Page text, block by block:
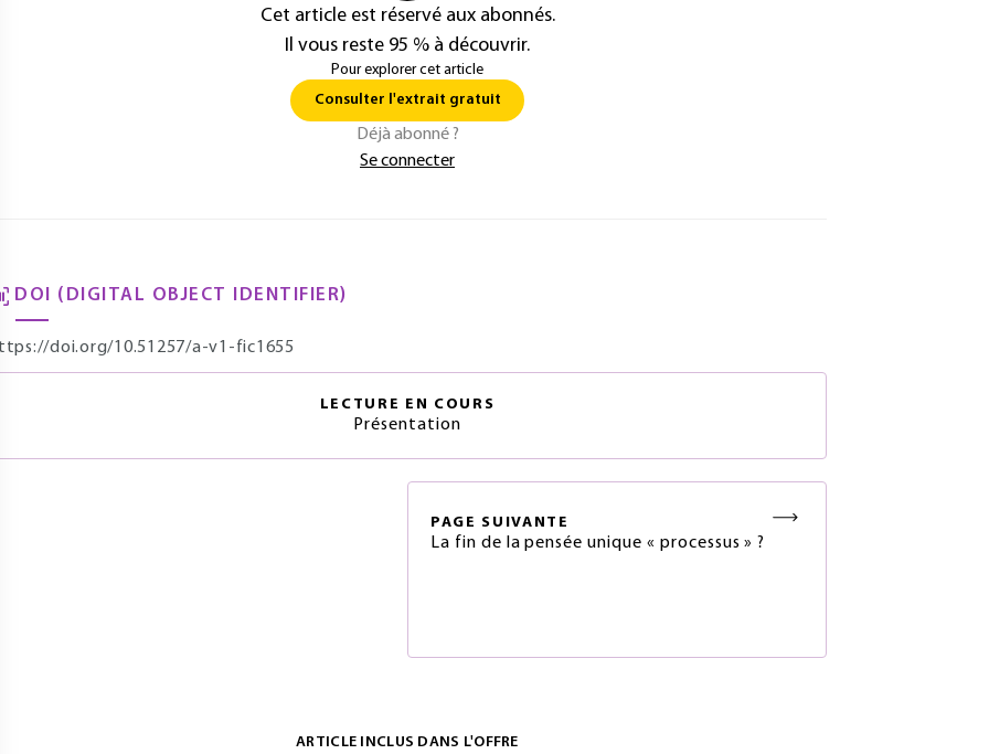
Cet article est réservé aux abonnés.
Il vous reste 95 % à découvrir.
Pour explorer cet article
Consulter l'extrait gratuit
Déjà abonné ?
Se connecter
DOI (DIGITAL OBJECT IDENTIFIER)
doi.org/10.51257/a-v1-fic1655
LECTURE EN COURS
Présentation
PAGE SUIVANTE
La fin de la pensée unique « processus » ?
ARTICLE INCLUS DANS L'OFFRE